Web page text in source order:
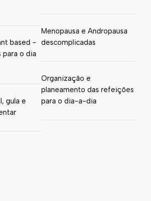
based -
para o dia
gula e
Menopausa e Andropausa
descomplicadas
Organização e
planeamento das refeições
para o dia-a-dia